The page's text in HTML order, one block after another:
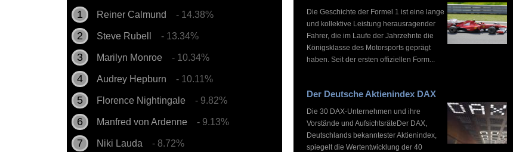
Reiner Calmund - 14.38%
Steve Rubell - 13.34%
Marilyn Monroe - 10.34%
Audrey Hepburn - 10.11%
Florence Nightingale - 9.82%
Manfred von Ardenne - 9.13%
Niki Lauda - 8.72%
Die Geschichte der Formel 1 ist eine lange
und kollektive Leistung herausragender
Fahrer, die im Laufe der Jahrzehnte die
Königsklasse des Motorsports geprägt
haben. Seit der ersten offiziellen Form...
Der Deutsche Aktienindex DAX
Die 30 DAX-Unternehmen und ihre
Vorstände und AufsichtsräteDer DAX,
Deutschlands bekanntester Aktienindex,
spiegelt die Wertentwicklung der 40